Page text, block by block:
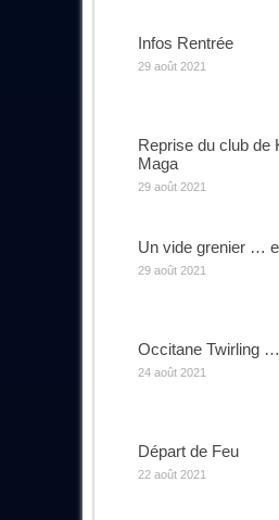
Infos Rentrée
29 août 2021
Reprise du club de
Maga
29 août 2021
Un vide grenier …
29 août 2021
Occitane Twirling
24 août 2021
Départ de Feu
22 août 2021